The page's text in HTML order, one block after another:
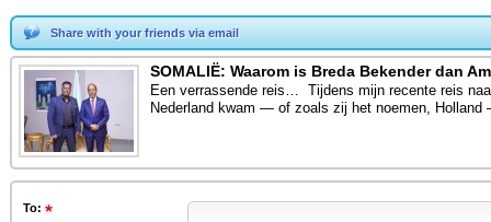
Share with your friends via email
SOMALIË: Waarom is Breda Bekender dan
Een verrassende reis… Tijdens mijn recente reis
Nederland kwam — of zoals zij het noemen,
To: